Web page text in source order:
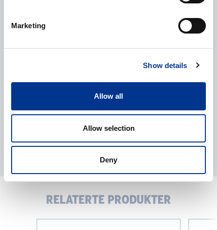
Marketing
Show details
Allow all
Allow selection
Deny
personvernerklæringen.
RELATERTE PRODUKTER